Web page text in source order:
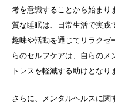
考を意識することから始まり
質な睡眠は、日常生活で実践
趣味や活動を通じてリラクゼ
らのセルフケアは、自らのメ
トレスを軽減する助けとなり
さらに、メンタルヘルスに関